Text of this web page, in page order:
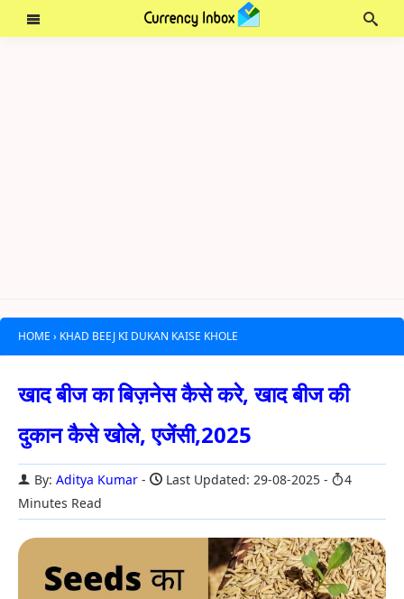
HOME › KHAD BEEJ KI DUKAN KAISE KHOLE
खाद बीज का बिज़नेस कैसे करे, खाद बीज की
दुकान कैसे खोले, एजेंसी,2025
By: Aditya Kumar Last Updated: 29-08-2025
4
Minutes Read